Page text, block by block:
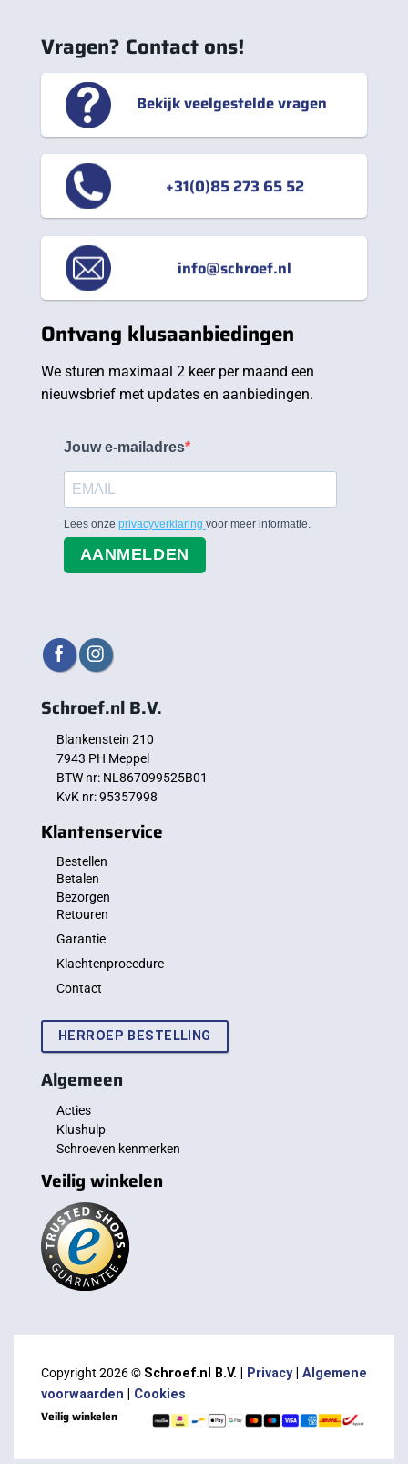
Vragen? Contact ons!
Bekijk veelgestelde vragen
+31(0)85 273 65 52
info@schroef.nl
Ontvang klusaanbiedingen
We sturen maximaal 2 keer per maand een
nieuwsbrief met updates en aanbiedingen.
Jouw e-mailadres
Lees onze privacyverklaring voor meer informatie.
AANMELDEN
Schroef.nl B.V.
Blankenstein 210
7943 PH Meppel
BTW nr: NL867099525B01
KvK nr: 95357998
Klantenservice
Bestellen
Betalen
Bezorgen
Retouren
Garantie
Klachtenprocedure
Contact
HERROEP BESTELLING
Algemeen
Acties
Klushulp
Schroeven kenmerken
Veilig winkelen
Copyright 2026 © Schroef.nl B.V. | Privacy| Algemene
voorwaarden
Cookies
Veilig winkelen